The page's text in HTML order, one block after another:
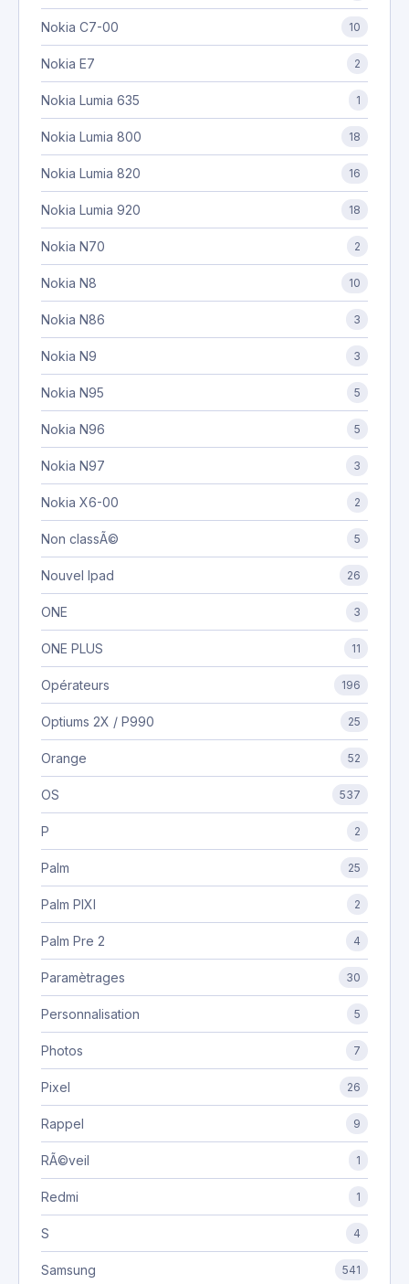
Nokia C7-00 10
Nokia E7 2
Nokia Lumia 635 1
Nokia Lumia 800 18
Nokia Lumia 820 16
Nokia Lumia 920 18
Nokia N70 2
Nokia N8 10
Nokia N86 3
Nokia N9 3
Nokia N95 5
Nokia N96 5
Nokia N97 3
Nokia X6-00 2
Non classÃ© 5
Nouvel Ipad 26
ONE 3
ONE PLUS 11
Opérateurs 196
Optiums 2X / P990 25
Orange 52
OS 537
P 2
Palm 25
Palm PIXI 2
Palm Pre 2 4
Paramètrages 30
Personnalisation 5
Photos 7
Pixel 26
Rappel 9
RÃ©veil 1
Redmi 1
S 4
Samsung 541